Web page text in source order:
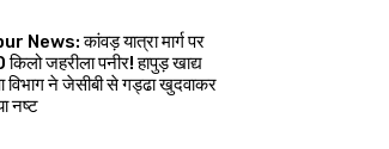
News: कांवड़ यात्रा मार्ग पर
जहरीला पनीर! हापुड़ खाद्य
विभाग ने जेसीबी से गड्ढा खुदवाकर
नष्ट